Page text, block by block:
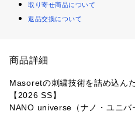
取り寄せ商品について
返品交換について
商品詳細
Masoretの刺繍技術を詰め込ん
【2026 SS】
NANO universe（ナノ・ユニバ